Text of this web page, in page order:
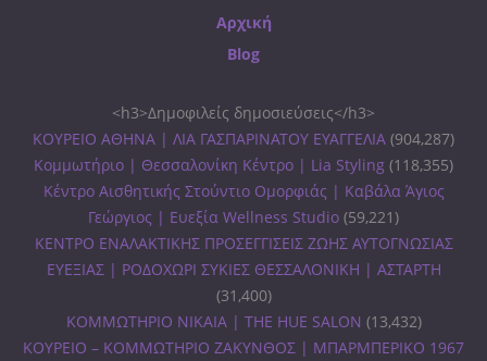
Αρχική
Blog
<h3>Δημοφιλείς δημοσιεύσεις</h3>
ΚΟΥΡΕΙΟ ΑΘΗΝΑ | ΛΙΑ ΓΑΣΠΑΡΙΝΑΤΟΥ ΕΥΑΓΓΕΛΙΑ (904,287)
Κομμωτήριο | Θεσσαλονίκη Κέντρο | Lia Styling (118,355)
Κέντρο Αισθητικής Στούντιο Ομορφιάς | Καβάλα Άγιος
Γεώργιος | Ευεξία Wellness Studio (59,221)
ΚΕΝΤΡΟ ΕΝΑΛΑΚΤΙΚΗΣ ΠΡΟΣΕΓΓΙΣΕΙΣ ΖΩΗΣ ΑΥΤΟΓΝΩΣΙΑΣ
ΕΥΕΞΙΑΣ | ΡΟΔΟΧΩΡΙ ΣΥΚΙΕΣ ΘΕΣΣΑΛΟΝΙΚΗ | ΑΣΤΑΡΤΗ
(31,400)
ΚΟΜΜΩΤΗΡΙΟ ΝΙΚΑΙΑ | THE HUE SALON (13,432)
ΚΟΥΡΕΙΟ – ΚΟΜΜΩΤΗΡΙΟ ΖΑΚΥΝΘΟΣ | ΜΠΑΡΜΠΕΡΙΚΟ 1967